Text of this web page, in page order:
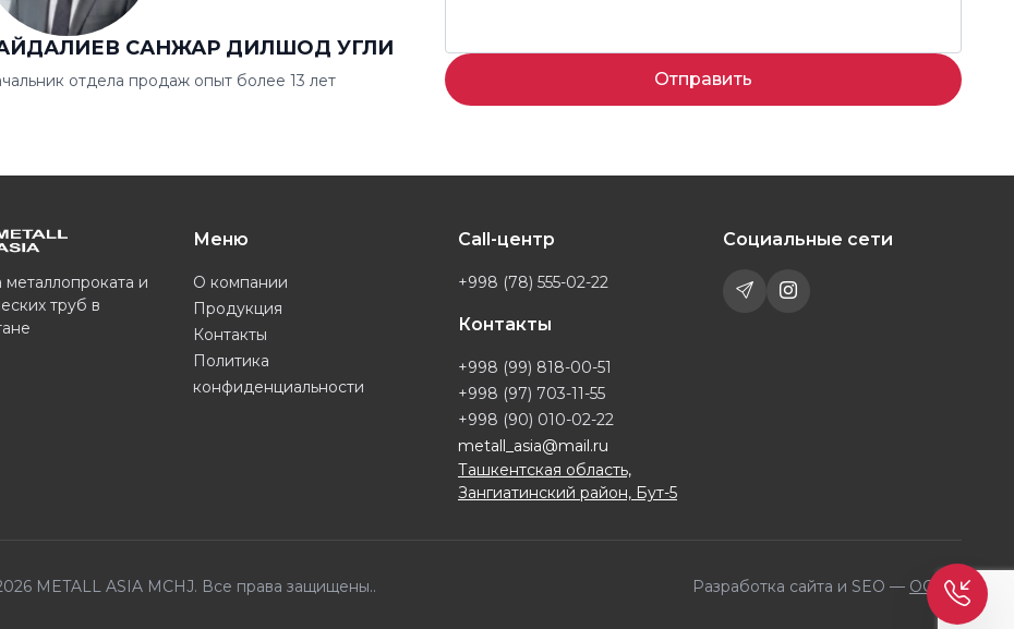
САНЖАР ДИЛШОД УГЛИ
отдела продаж опыт более 13 лет Отправить
металлопроката и
труб в
Меню
О компании
Продукция
Контакты
Политика
конфиденциальности
Call-центр
+998 (78) 555-02-22
Контакты
+998 (99) 818-00-51
+998 (97) 703-11-55
+998 (90) 010-02-22
metall_asia@mail.ru
Ташкентская область,
Зангиатинский район, Бут-5
Социальные сети
METALL ASIA MCHJ. Все права защищены.. Разработка сайта и SEO — OQILA